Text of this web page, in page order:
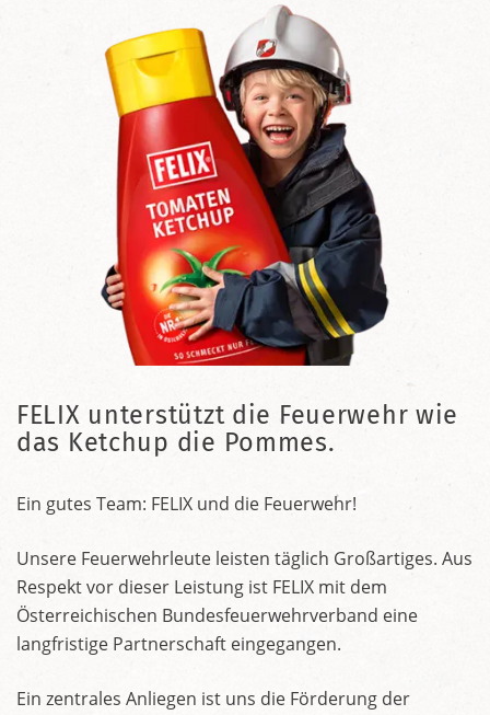
FELIX unterstützt die Feuerwehr wie
das Ketchup die Pommes.
Ein gutes Team: FELIX und die Feuerwehr!
Unsere Feuerwehrleute leisten täglich Großartiges. Aus
Respekt vor dieser Leistung ist FELIX mit dem
Österreichischen Bundesfeuerwehrverband eine
langfristige Partnerschaft eingegangen.
Ein zentrales Anliegen ist uns die Förderung der